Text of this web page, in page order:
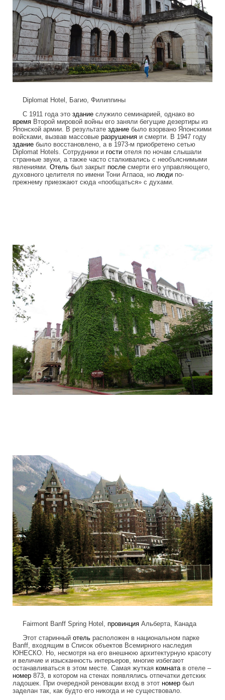
Diplomat Hotel, Багио, Филиппины
С 1911 года это здание служило семинарией, однако во
время Второй мировой войны его заняли бегущие дезертиры из
Японской армии. В результате здание было взорвано Японскими
войсками, вызвав массовые разрушения и смерти. В 1947 году
здание было восстановлено, а в 1973-м приобретено сетью
Diplomat Hotels. Сотрудники и гости отеля по ночам слышали
странные звуки, а также часто сталкивались с необъяснимыми
явлениями. Отель был закрыт после смерти его управляющего,
духовного целителя по имени Тони Агпаоа, но люди по-
прежнему приезжают сюда «пообщаться» с духами.
Fairmont Banff Spring Hotel, провинция Альберта, Канада
Этот старинный отель расположен в национальном парке
Banff, входящим в Список объектов Всемирного наследия
ЮНЕСКО. Но, несмотря на его внешнюю архитектурную красоту
и величие и изысканность интерьеров, многие избегают
останавливаться в этом месте. Самая жуткая комната в отеле –
номер 873, в котором на стенах появлялись отпечатки детских
ладошек. При очередной реновации вход в этот номер был
заделан так, как будто его никогда и не существовало.